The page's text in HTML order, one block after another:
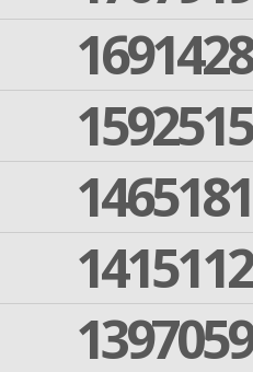
1691428
1592515
1465181
1415112
1397059